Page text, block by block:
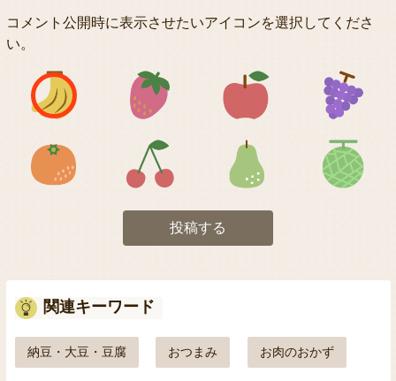
コメント公開時に表示させたいアイコンを選択してくださ
い。
アイコン1 アイコン2 アイコン3
アイコン5 アイコン6 アイコン7
投稿する
関連キーワード
納豆・大豆・豆腐 おつまみ お肉のおかず